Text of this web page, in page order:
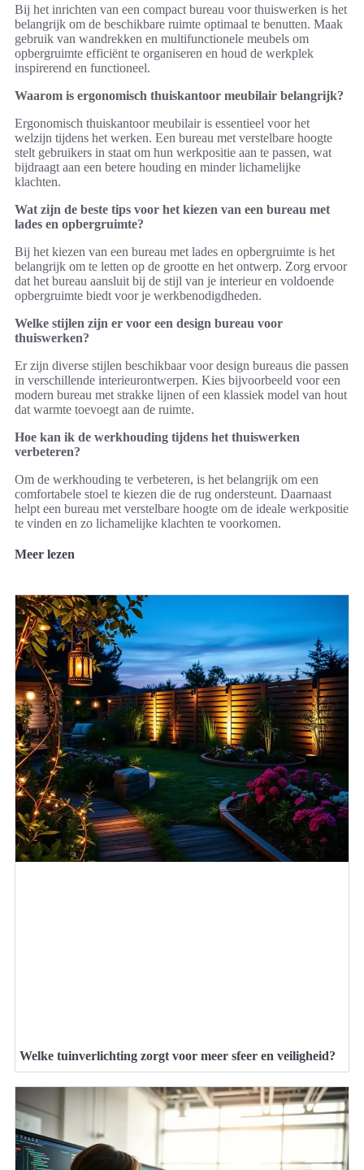
Bij het inrichten van een compact bureau voor thuiswerken is het
belangrijk om de beschikbare ruimte optimaal te benutten. Maak
gebruik van wandrekken en multifunctionele meubels om
opbergruimte efficiënt te organiseren en houd de werkplek
inspirerend en functioneel.
Waarom is ergonomisch thuiskantoor meubilair belangrijk?
Ergonomisch thuiskantoor meubilair is essentieel voor het
welzijn tijdens het werken. Een bureau met verstelbare hoogte
stelt gebruikers in staat om hun werkpositie aan te passen, wat
bijdraagt aan een betere houding en minder lichamelijke
klachten.
Wat zijn de beste tips voor het kiezen van een bureau met
lades en opbergruimte?
Bij het kiezen van een bureau met lades en opbergruimte is het
belangrijk om te letten op de grootte en het ontwerp. Zorg ervoor
dat het bureau aansluit bij de stijl van je interieur en voldoende
opbergruimte biedt voor je werkbenodigdheden.
Welke stijlen zijn er voor een design bureau voor
thuiswerken?
Er zijn diverse stijlen beschikbaar voor design bureaus die passen
in verschillende interieurontwerpen. Kies bijvoorbeeld voor een
modern bureau met strakke lijnen of een klassiek model van hout
dat warmte toevoegt aan de ruimte.
Hoe kan ik de werkhouding tijdens het thuiswerken
verbeteren?
Om de werkhouding te verbeteren, is het belangrijk om een
comfortabele stoel te kiezen die de rug ondersteunt. Daarnaast
helpt een bureau met verstelbare hoogte om de ideale werkpositie
te vinden en zo lichamelijke klachten te voorkomen.
Meer lezen
Welke tuinverlichting zorgt voor meer sfeer en veiligheid?